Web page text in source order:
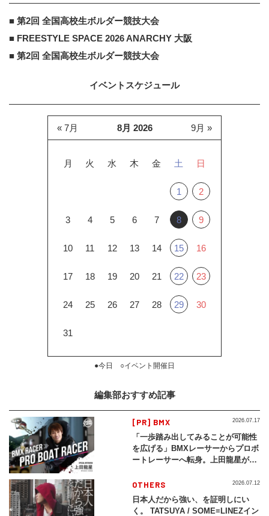
■ 第2回 全国高校生ボルダー競技大会
■ FREESTYLE SPACE 2026 ANARCHY 大阪
■ 第2回 全国高校生ボルダー競技大会
イベントスケジュール
8月 2026
月 火 水 木 金 土 日
1 2
3 4 5 6 7 8 9
10 11 12 13 14 15 16
17 18 19 20 21 22 23
24 25 26 27 28 29 30
31
« 7月 9月 »
●今日 ○イベント開催日
編集部おすすめ記事
[PR] BMX
「一歩踏み出してみることが可能性
を広げる」BMXレーサーからプロボ
ートレーサーへ転身。上田龍星が体
2026.07.17
OTHERS
日本人だから強い、を証明しにい
く。 TATSUYA / SOME≡LINEZイン
2026.07.12